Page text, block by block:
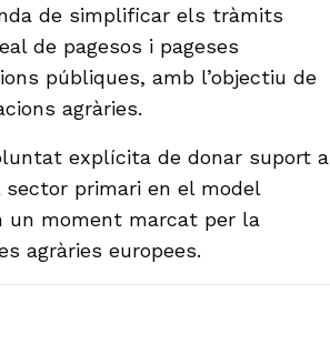
de simplificar els tràmits
de pagesos i pageses
públiques, amb l’objectiu de
agràries.
explícita de donar suport a
primari en el model
un moment marcat per la
agràries europees.